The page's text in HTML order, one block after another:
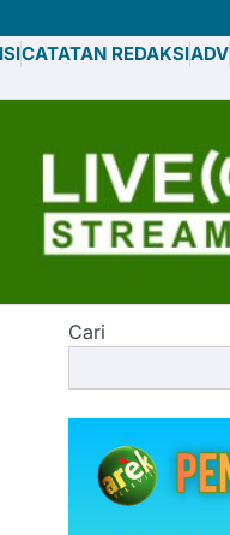
CATATAN REDAKSIADV
Cari